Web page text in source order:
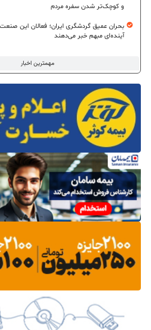
مهمترین اخبار
و کوچک‌تر شدن سفره مردم
بحران عمیق گردشگری ایران؛ فعالان این
آینده‌ای مبهم خبر می‌دهند